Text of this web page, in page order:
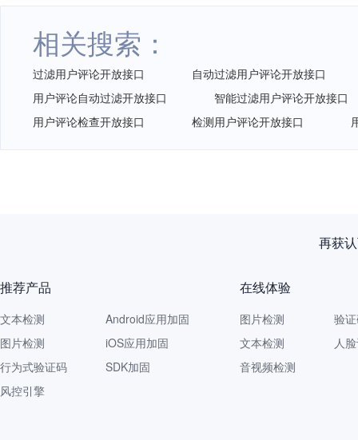
相关搜索：
过滤用户评论开放接口
自动过滤用户评论开放接口
用户评论自动过滤开放接口
智能过滤用户评论开放接口
用户评论检查开放接口
检测用户评论开放接口
再获
推荐产品
文本检测
图片检测
行为式验证码
风控引擎
Android应用加固
iOS应用加固
SDK加固
在线体验
图片检测
文本检测
音视频检测
验
人